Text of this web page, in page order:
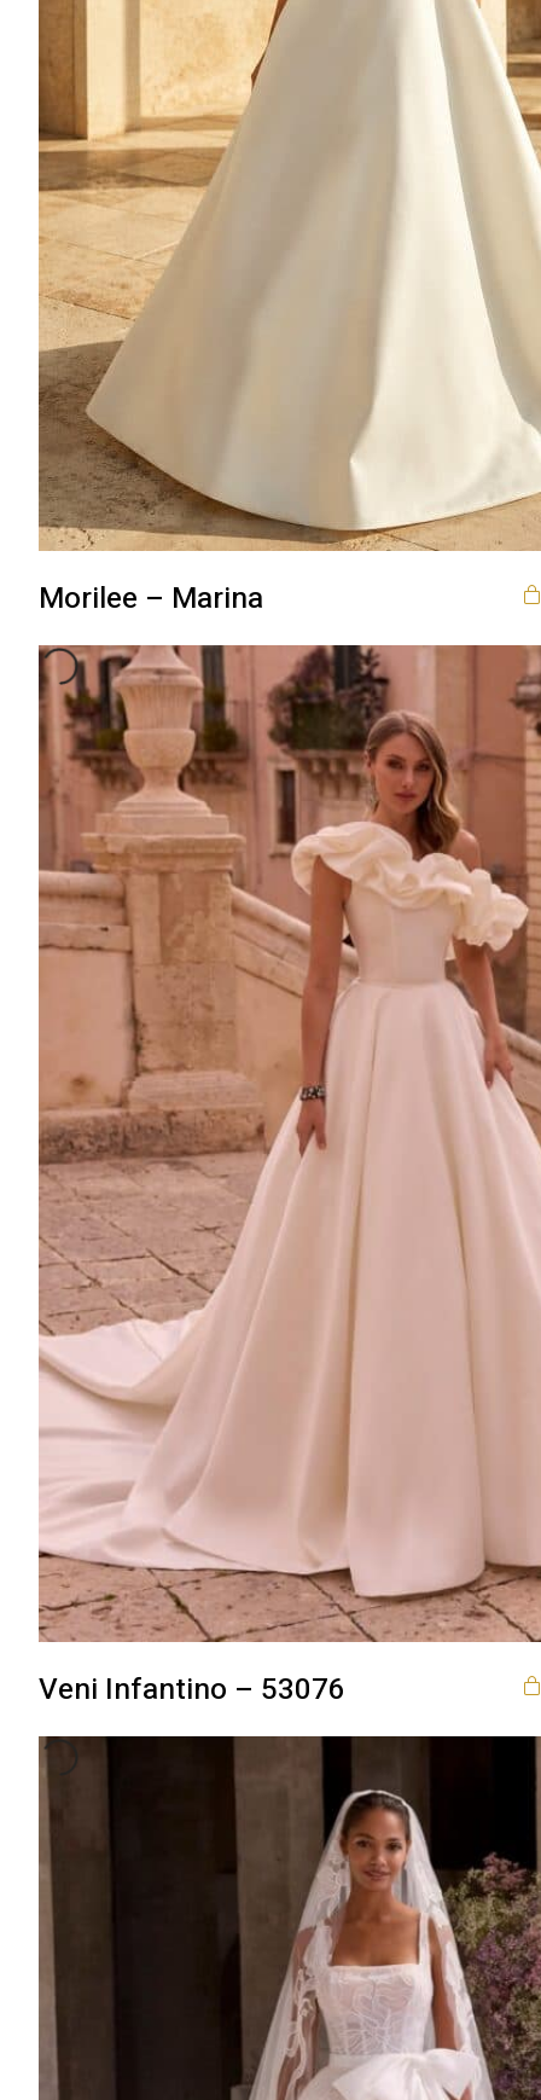
Morilee – Marina
Veni Infantino – 53076